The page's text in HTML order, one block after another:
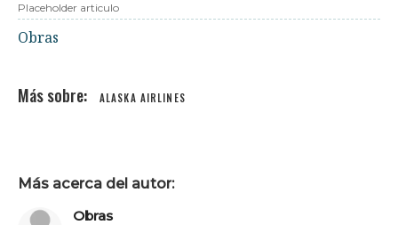
Placeholder articulo
Obras
ALASKA AIRLINES
Más acerca del autor:
Obras